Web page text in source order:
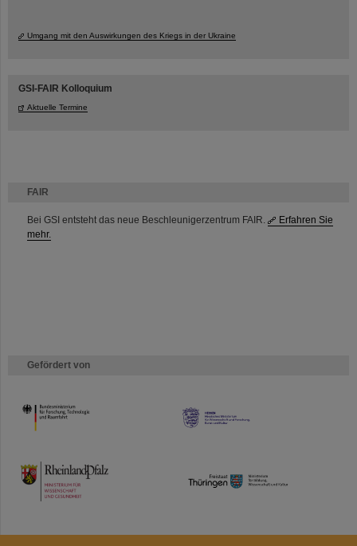
FAIR
Bei GSI entsteht das neue Beschleunigerzentrum FAIR.
Erfahren Sie
mehr.
Gefördert von
HMWK
TMWWDG
Umgang mit den Auswirkungen des Kriegs in der Ukraine
GSI-FAIR Kolloquium
Aktuelle Termine